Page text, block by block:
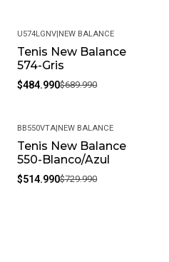
-30%
U574LGNV|NEW BALANCE
Tenis New Balance
574-Gris
$484.990$689.990
-29%
BB550VTA|NEW BALANCE
Tenis New Balance
550-Blanco/Azul
$514.990$729.990